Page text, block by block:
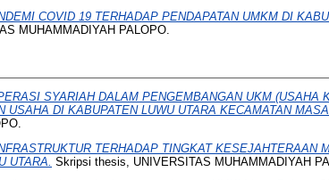
COVID 19 TERHADAP PENDAPATAN UMKM DI
MUHAMMADIYAH PALOPO.
SYARIAH DALAM PENGEMBANGAN UKM (USAHA
USAHA DI KABUPATEN LUWU UTARA KECAMATAN
TERHADAP TINGKAT KESEJAHTERAAN
UTARA.
Skripsi thesis, UNIVERSITAS MUHAMMADIYAH